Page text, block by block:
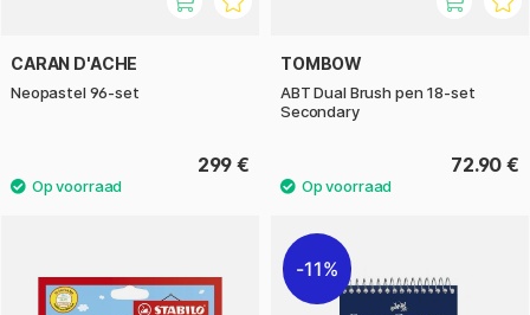
CARAN D'ACHE
Neopastel 96-set
299 €
TOMBOW
ABT Dual Brush pen 18-set
Secondary
72.90 €
11%